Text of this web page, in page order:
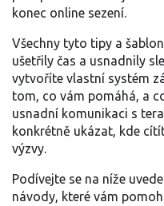
konec online sezení.
Všechny tyto tipy a
ušetřily čas a usnadnily
vytvoříte vlastní systém
tom, co vám pomáhá, a
usnadní komunikaci s
konkrétně ukázat, kde
výzvy.
Podívejte se na níže
návody, které vám